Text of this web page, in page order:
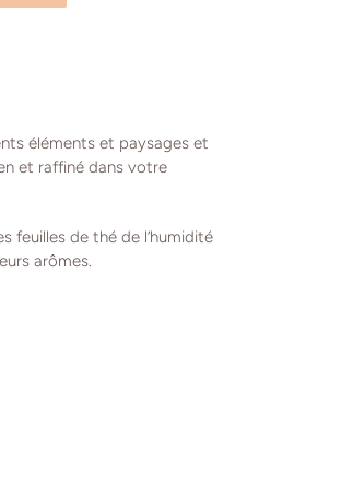
éléments et paysages et
et raffiné dans votre
feuilles de thé de l’humidité
arômes.